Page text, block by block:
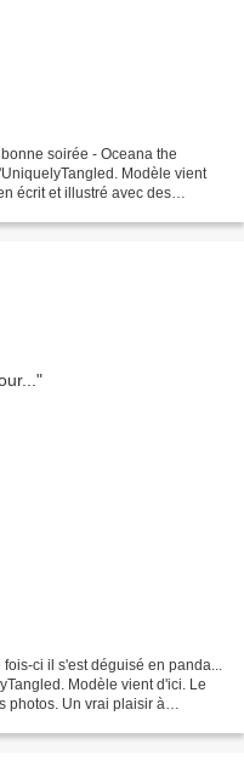
soirée - Oceana the
Modèle vient
écrit et illustré avec des
ci il s'est déguisé en panda...
Modèle vient d'ici. Le
photos. Un vrai plaisir à